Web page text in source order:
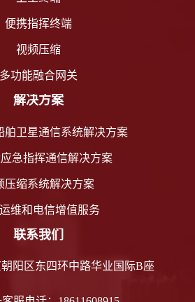
便携指挥终端
视频压缩
多功能融合网关
解决方案
舶卫星通信系统解决方案
急指挥通信解决方案
压缩系统解决方案
维和电信增值服务
联系我们
阳区东四环中路华业国际B座